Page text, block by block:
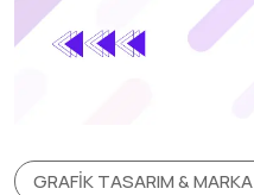
GRAFIK TASARIM &